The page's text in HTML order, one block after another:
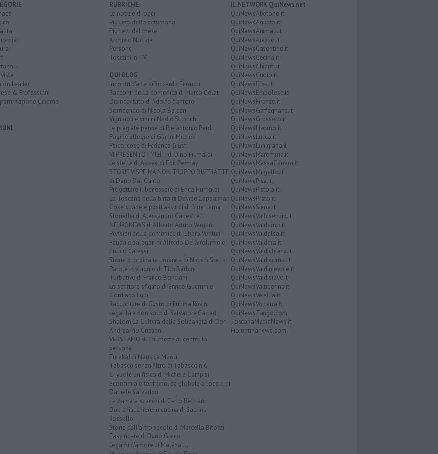
Leader
& Professioni
Cinema
RUBRICHE
Le notizie di oggi
Più Letti della settimana
Più Letti del mese
Archivio Notizie
Persone
Toscani in TV
QUI BLOG
Incontri d'arte di Riccardo Ferrucci
Racconti della domenica di Marco Celati
Disincantato di Adolfo Santoro
Sorridendo di Nicola Belcari
Vignaioli e vini di Nadio Stronchi
Le pregiate penne di Pierantonio Pardi
Pagine allegre di Gianni Micheli
Psico-cose di Federica Giusti
VI PRESENTO I MIEI... di Dino Fiumalbi
Le stelle di Astrea di Edit Permay
STORIE VISPE MA NON TROPPO DISTRATTE
di Dario Dal Canto
Progettare il benessere di Erica Fiumalbi
La Toscana della birra di Davide Cappannari
Cose strane e posti assurdi di Blue Lama
Storielba di Alessandro Canestrelli
NEURONEWS di Alberto Arturo Vergani
Pensieri della domenica di Libero Venturi
Fauda e balagan di Alfredo De Girolamo e
Enrico Catassi
Storie di ordinaria umanità di Nicolò Stella
Parole in viaggio di Tito Barbini
Turbative di Franco Bonciani
Lo scrittore sfigato di Enrico Guerrini e
Gordiano Lupi
Raccontare di Gusto di Rubina Rovini
Legalità e non solo di Salvatore Calleri
Shalom La Cultura della Solidarietà di Don
Andrea Pio Cristiani
VERSI-AMO di Chi mette al centro la
persona
Eureka! di Nausica Manzi
Tabasco senza filtro di Tabasco n.6
Ci vuole un fisico di Michele Campisi
Economia e territorio, da globale a locale di
Daniele Salvadori
La dama a scacchi di Carlo Belciani
Due chiacchiere in cucina di Sabrina
Rossello
Storie dell'altro secolo di Marcella Bitozzi
Easy ridere di Dario Greco
Legami d'amore di Malena ...
IL NETWORK QuiNews.net
QuiNewsAbetone.it
QuiNewsAmiata.it
QuiNewsAnimali.it
QuiNewsArezzo.it
QuiNewsCasentino.it
QuiNewsCecina.it
QuiNewsChianti.it
QuiNewsCuoio.it
QuiNewsElba.it
QuiNewsEmpolese.it
QuiNewsFirenze.it
QuiNewsGarfagnana.it
QuiNewsGrosseto.it
QuiNewsLivorno.it
QuiNewsLucca.it
QuiNewsLunigiana.it
QuiNewsMaremma.it
QuiNewsMassaCarrara.it
QuiNewsMugello.it
QuiNewsPisa.it
QuiNewsPistoia.it
QuiNewsPrato.it
QuiNewsSiena.it
QuiNewsValbisenzio.it
QuiNewsValdarno.it
QuiNewsValdelsa.it
QuiNewsValdera.it
QuiNewsValdichiana.it
QuiNewsValdicornia.it
QuiNewsValdinievole.it
QuiNewsValdisieve.it
QuiNewsValtiberina.it
QuiNewsVersilia.it
QuiNewsVolterra.it
QuiNewsTango.com
ToscanaMediaNews.it
Fiorentinanews.com